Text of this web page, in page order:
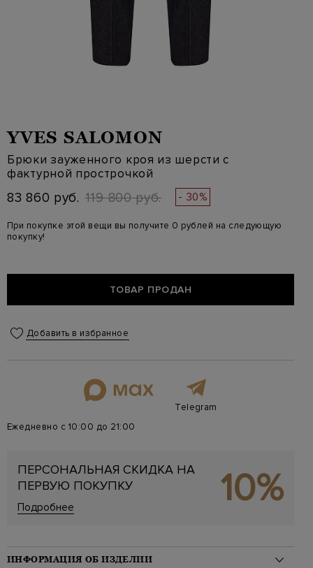
YVES SALOMON
Брюки зауженного кроя из шерсти с
фактурной прострочкой
83 860 руб. 119 800 руб. - 30%
При покупке этой вещи вы получите 0 рублей на следующую
покупку!
ТОВАР ПРОДАН
Добавить в избранное
Telegram
Ежедневно с 10:00 до 21:00
ПЕРСОНАЛЬНАЯ СКИДКА НА
ПЕРВУЮ ПОКУПКУ
Подробнее 10%
ИНФОРМАЦИЯ ОБ ИЗДЕЛИИ